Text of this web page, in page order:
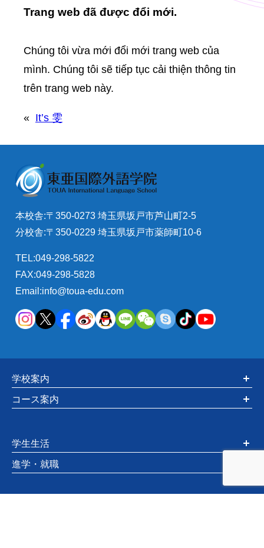
Trang web đã được đổi mới.
Chúng tôi vừa mới đổi mới trang web của
mình. Chúng tôi sẽ tiếp tục cải thiện thông tin
trên trang web này.
« It’s 雯
本校舎:〒350-0273 埼玉県坂戸市芦山町2-5
分校舎:〒350-0229 埼玉県坂戸市薬師町10-6
TEL:049-298-5822
FAX:049-298-5828
Email:info@toua-edu.com
学校案内
コース案内
学生生活
進学・就職